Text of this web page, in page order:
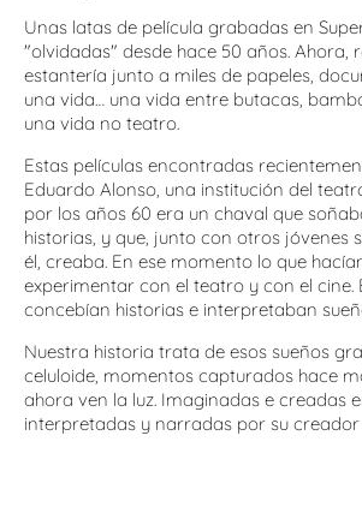
Unas latas de película grabadas en
"olvidadas" desde hace 50 años. Ahora,
estantería junto a miles de papeles,
una vida… una vida entre butacas,
una vida no teatro.
Estas películas encontradas
Eduardo Alonso, una institución del
por los años 60 era un chaval que
historias, y que, junto con otros jóvenes
él, creaba. En ese momento lo que
experimentar con el teatro y con el cine.
concebían historias e interpretaban
Nuestra historia trata de esos sueños
celuloide, momentos capturados hace
ahora ven la luz. Imaginadas e creadas
interpretadas y narradas por su